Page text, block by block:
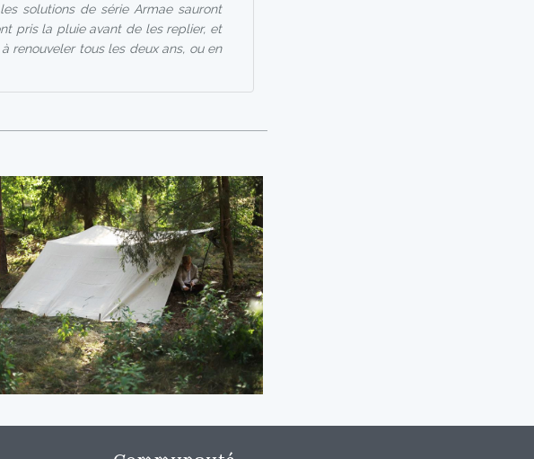
solutions de série Armae sauront
pris la pluie avant de les replier, et
renouveler tous les deux ans, ou en